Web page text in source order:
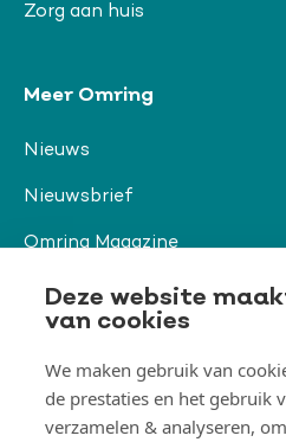
Deze website
van cookies
We maken gebruik van
de prestaties en het gebruik
verzamelen & analyseren,
Zorg aan huis
Meer Omring
Nieuws
Nieuwsbrief
Omring Magazine
Verwijzers
Organisatie & beleid